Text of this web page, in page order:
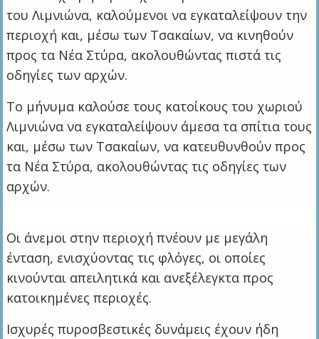
του Λιμνιώνα, καλούμενοι να εγκαταλείψουν την
περιοχή και, μέσω των Τσακαίων, να κινηθούν
προς τα Νέα Στύρα, ακολουθώντας πιστά τις
οδηγίες των αρχών.
Το μήνυμα καλούσε τους κατοίκους του χωριού
Λιμνιώνα να εγκαταλείψουν άμεσα τα σπίτια τους
και, μέσω των Τσακαίων, να κατευθυνθούν προς
τα Νέα Στύρα, ακολουθώντας τις οδηγίες των
αρχών.
Οι άνεμοι στην περιοχή πνέουν με μεγάλη
ένταση, ενισχύοντας τις φλόγες, οι οποίες
κινούνται απειλητικά και ανεξέλεγκτα προς
κατοικημένες περιοχές.
Ισχυρές πυροσβεστικές δυνάμεις έχουν ήδη